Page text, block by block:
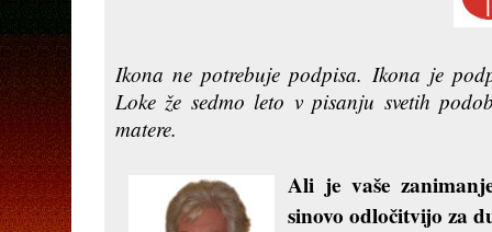
Ikona ne potrebuje podpisa. Ikona je
Loke že sedmo leto v pisanju svetih
matere.
Ali je vaše
sinovo odločitvijo za